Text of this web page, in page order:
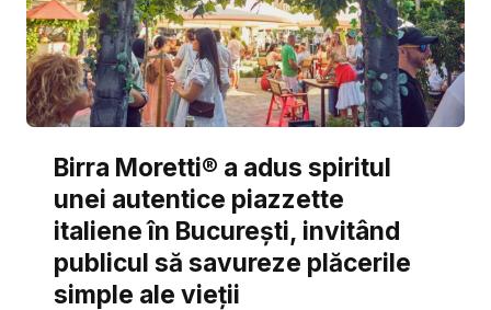
Birra Moretti® a adus spiritul
unei autentice piazzette
italiene în București, invitând
publicul să savureze plăcerile
simple ale vieții